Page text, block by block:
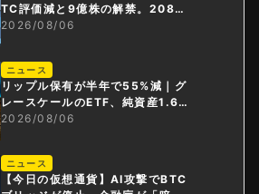
TC評価減と9億株の解禁。208億
円相当のBTCが盗難
2026/08/06
ニュース
リップル保有が半年で55%減｜グ
レースケールのETF、純資産1.6億
ドル減
2026/08/06
ニュース
【今日の仮想通貨】AI攻撃でBTC